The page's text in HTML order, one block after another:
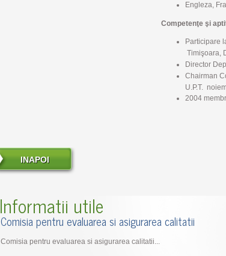
Engleza,
Competenţe şi
Participare
Timişoara,
Director
Chairman
U.P.T.
2004
INAPOI
Informatii utile
Comisia pentru evaluarea si asigurarea calitatii
Comisia pentru evaluarea si asigurarea calitatii...